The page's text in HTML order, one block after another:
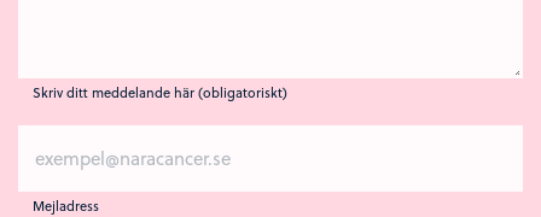
Skriv ditt meddelande här (obligatoriskt)
Mejladress